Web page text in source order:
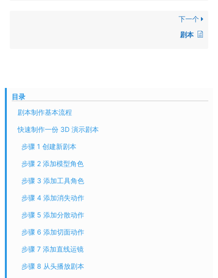
下一个
剧本
目录
剧本制作基本流程
快速制作一份 3D 演示剧本
步骤 1 创建新剧本
步骤 2 添加模型角色
步骤 3 添加工具角色
步骤 4 添加消失动作
步骤 5 添加分散动作
步骤 6 添加切面动作
步骤 7 添加直线运镜
步骤 8 从头播放剧本